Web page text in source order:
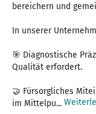
bereichern und
In unserer
🎯 Diagnostische
Qualität erfordert.
🤝 Fürsorgliches
im Mittelpu...